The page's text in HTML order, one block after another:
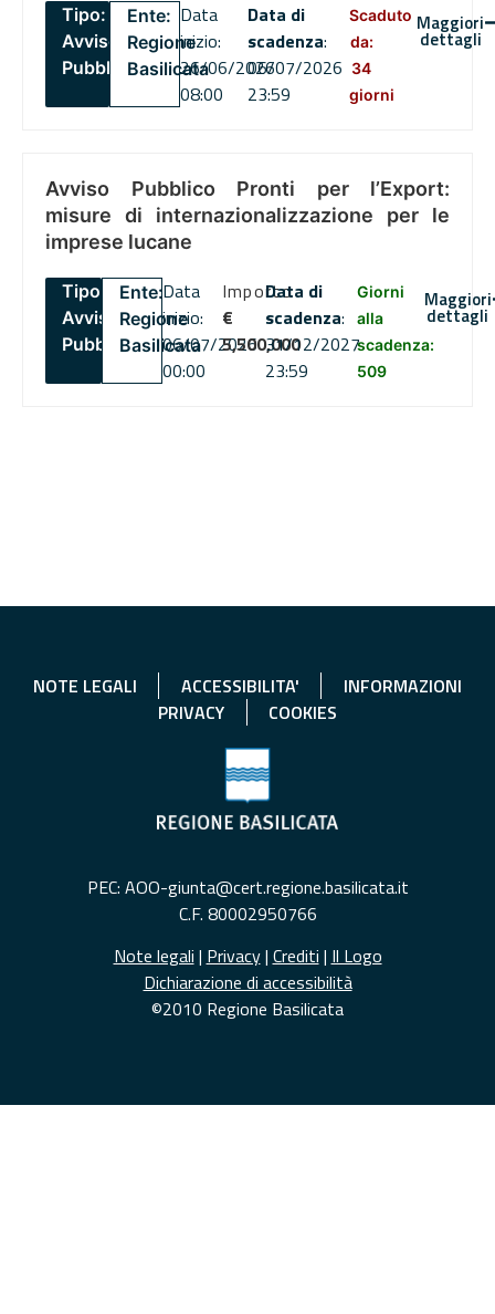
Tipo:
Avviso
Pubblico
Ente:
Regione
Basilicata
Data
inizio:
26/06/2026
08:00
Data di
scadenza:
06/07/2026
23:59
Scaduto
da:
34
giorni
Maggiori
dettagli
Avviso Pubblico Pronti per l’Export:
misure di internazionalizzazione per le
imprese lucane
Tipo:
Avviso
Pubblico
Ente:
Regione
Basilicata
Data
inizio:
06/07/2026
00:00
Importo
€
5,500,000
Data di
scadenza:
31/12/2027
23:59
Giorni
alla
scadenza:
509
Maggiori
dettagli
NOTE LEGALI ACCESSIBILITA'
INFORMAZIONI
PRIVACY
COOKIES
PEC: AOO-giunta@cert.regione.basilicata.it
C.F. 80002950766
Note legali | Privacy| Crediti | Il Logo
Dichiarazione di accessibilità
©2010 Regione Basilicata